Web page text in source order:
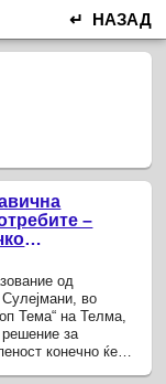
↵ НАЗАД
–
од
во
Тема“ на Телма,
решение за
конечно ќе